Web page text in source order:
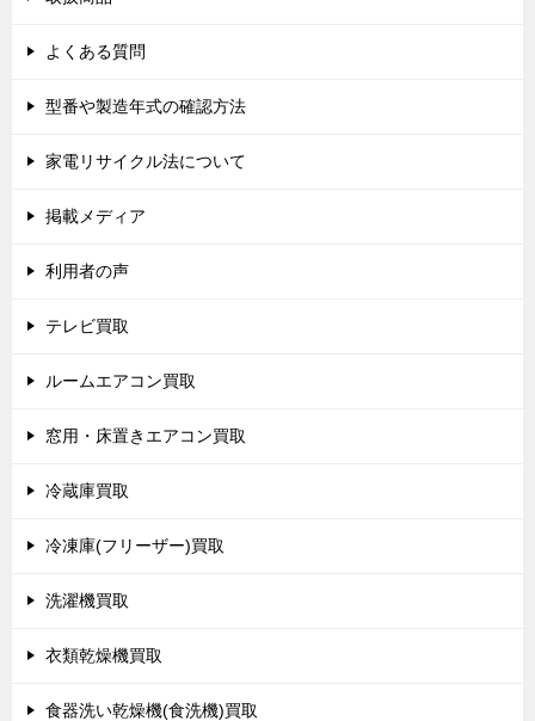
よくある質問
型番や製造年式の確認方法
家電リサイクル法について
掲載メディア
利用者の声
テレビ買取
ルームエアコン買取
窓用・床置きエアコン買取
冷蔵庫買取
冷凍庫(フリーザー)買取
洗濯機買取
衣類乾燥機買取
食器洗い乾燥機(食洗機)買取